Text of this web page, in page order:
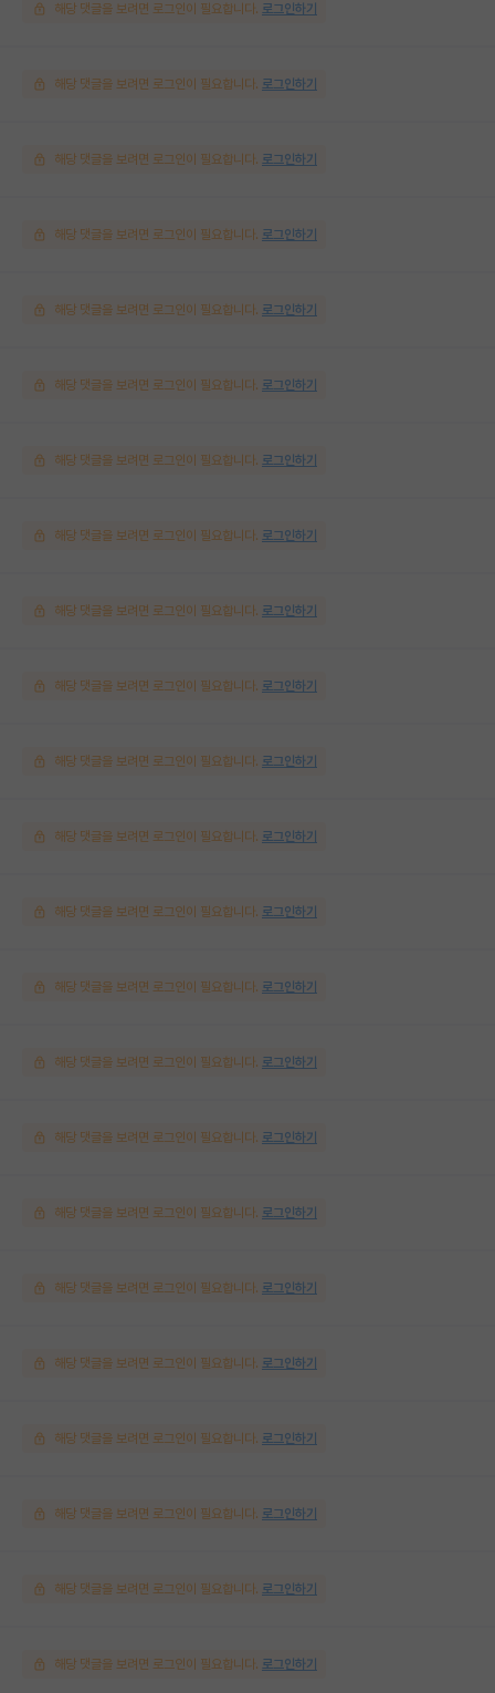
해당 댓글을 보려면 로그인이 필요합니다. 로그인하기
해당 댓글을 보려면 로그인이 필요합니다. 로그인하기
해당 댓글을 보려면 로그인이 필요합니다. 로그인하기
해당 댓글을 보려면 로그인이 필요합니다. 로그인하기
해당 댓글을 보려면 로그인이 필요합니다. 로그인하기
해당 댓글을 보려면 로그인이 필요합니다. 로그인하기
해당 댓글을 보려면 로그인이 필요합니다. 로그인하기
해당 댓글을 보려면 로그인이 필요합니다. 로그인하기
해당 댓글을 보려면 로그인이 필요합니다. 로그인하기
해당 댓글을 보려면 로그인이 필요합니다. 로그인하기
해당 댓글을 보려면 로그인이 필요합니다. 로그인하기
해당 댓글을 보려면 로그인이 필요합니다. 로그인하기
해당 댓글을 보려면 로그인이 필요합니다. 로그인하기
해당 댓글을 보려면 로그인이 필요합니다. 로그인하기
해당 댓글을 보려면 로그인이 필요합니다. 로그인하기
해당 댓글을 보려면 로그인이 필요합니다. 로그인하기
해당 댓글을 보려면 로그인이 필요합니다. 로그인하기
해당 댓글을 보려면 로그인이 필요합니다. 로그인하기
해당 댓글을 보려면 로그인이 필요합니다. 로그인하기
해당 댓글을 보려면 로그인이 필요합니다. 로그인하기
해당 댓글을 보려면 로그인이 필요합니다. 로그인하기
해당 댓글을 보려면 로그인이 필요합니다. 로그인하기
해당 댓글을 보려면 로그인이 필요합니다. 로그인하기